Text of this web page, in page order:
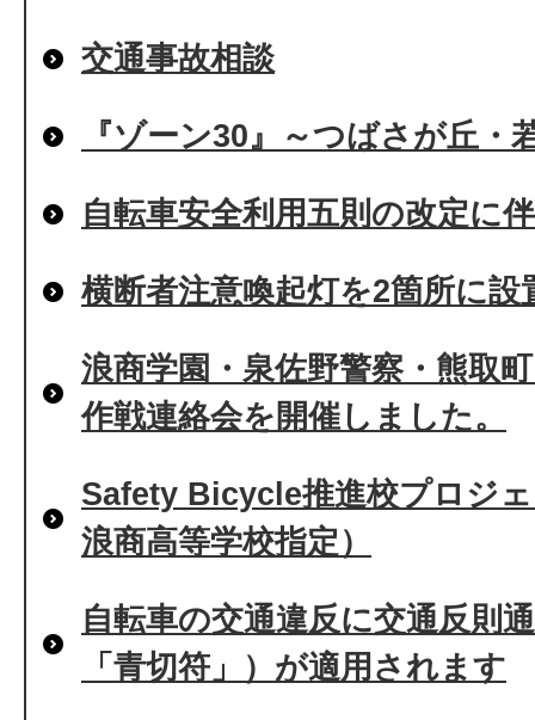
交通事故相談
『ゾーン30』～つばさが丘・
自転車安全利用五則の改定に
横断者注意喚起灯を2箇所に設
浪商学園・泉佐野警察・熊取
作戦連絡会を開催しました。
Safety Bicycle推進校プロジ
浪商高等学校指定）
自転車の交通違反に交通反則
「青切符」）が適用されます